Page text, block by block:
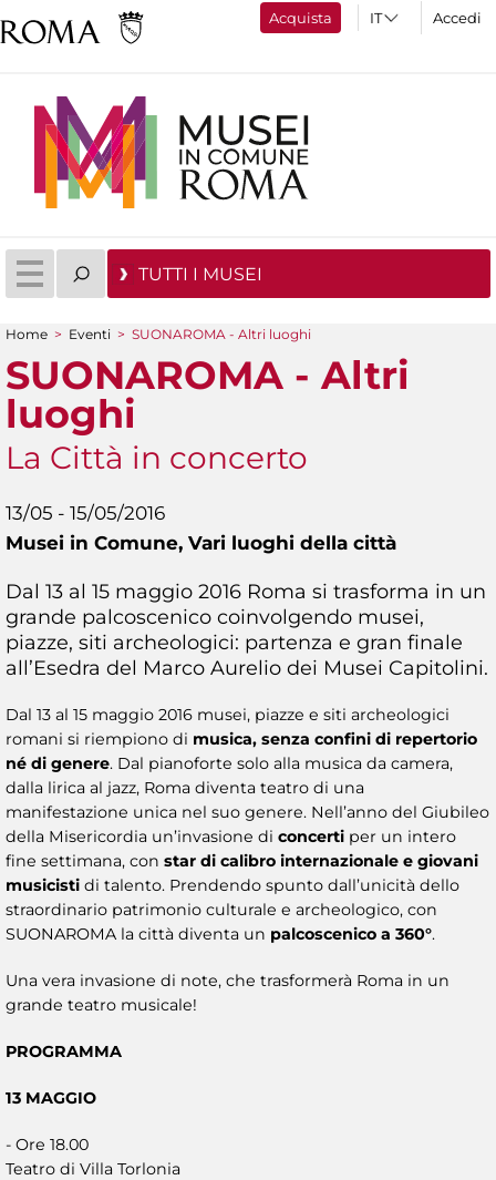
Acquista Accedi
TUTTI I MUSEI
Tu sei qui
Home > Eventi > SUONAROMA - Altri luoghi
SUONAROMA - Altri
luoghi
La Città in concerto
13/05 - 15/05/2016
Musei in Comune, Vari luoghi della città
Dal 13 al 15 maggio 2016 Roma si trasforma in un
grande palcoscenico coinvolgendo musei,
piazze, siti archeologici: partenza e gran finale
all’Esedra del Marco Aurelio dei Musei Capitolini.
Dal 13 al 15 maggio 2016 musei, piazze e siti archeologici
romani si riempiono di musica, senza confini di repertorio
né di genere. Dal pianoforte solo alla musica da camera,
dalla lirica al jazz, Roma diventa teatro di una
manifestazione unica nel suo genere. Nell’anno del Giubileo
della Misericordia un’invasione di concerti per un intero
fine settimana, con star di calibro internazionale e giovani
musicisti di talento. Prendendo spunto dall’unicità dello
straordinario patrimonio culturale e archeologico, con
SUONAROMA la città diventa un palcoscenico a 360°.
Una vera invasione di note, che trasformerà Roma in un
grande teatro musicale!
PROGRAMMA
13 MAGGIO
- Ore 18.00
Teatro di Villa Torlonia